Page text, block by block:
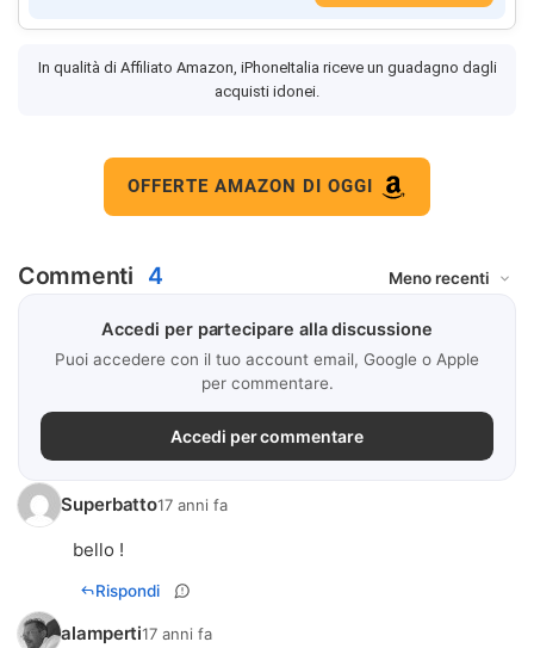
In qualità di Affiliato Amazon, iPhoneItalia riceve un guadagno dagli
acquisti idonei.
OFFERTE AMAZON DI OGGI
Commenti 4
Accedi per partecipare alla discussione
Puoi accedere con il tuo account email, Google o Apple
per commentare.
Accedi per commentare
Superbatto17 anni fa
bello !
Rispondi
alamperti17 anni fa